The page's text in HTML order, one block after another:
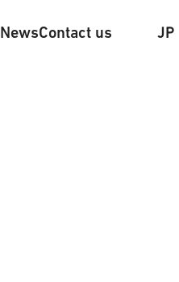
NewsContact us JP